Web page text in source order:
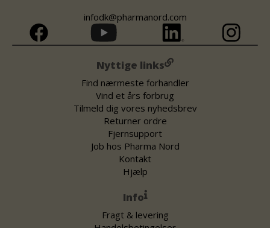
infodk@pharmanord.com
Nyttige links
Find nærmeste forhandler
Vind et års forbrug
Tilmeld dig vores nyhedsbrev
Returner ordre
Fjernsupport
Job hos Pharma Nord
Kontakt
Hjælp
Info
Fragt & levering